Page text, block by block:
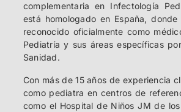
complementaria en Infectología
está homologado en España,
reconocido oficialmente como
Pediatría y sus áreas específicas
Sanidad.
Con más de 15 años de experiencia
como pediatra en centros de
como el Hospital de Niños JM de